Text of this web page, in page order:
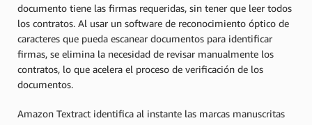
documento tiene las firmas requeridas, sin tener que leer todos
los contratos. Al usar un software de reconocimiento óptico de
caracteres que pueda escanear documentos para identificar
firmas, se elimina la necesidad de revisar manualmente los
contratos, lo que acelera el proceso de verificación de los
documentos.
Amazon Textract identifica al instante las marcas manuscritas